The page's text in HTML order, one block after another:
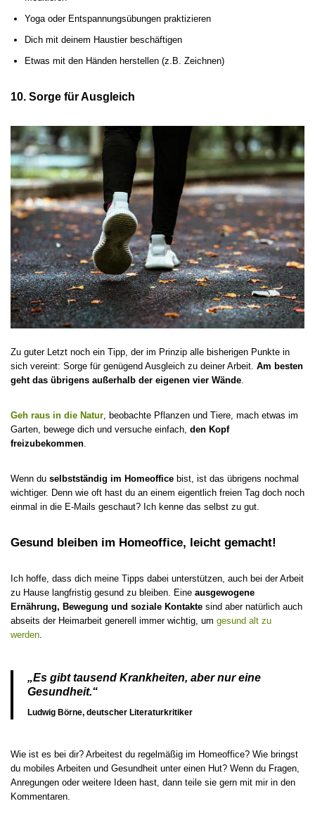
Yoga oder Entspannungsübungen praktizieren
Dich mit deinem Haustier beschäftigen
Etwas mit den Händen herstellen (z.B. Zeichnen)
10. Sorge für Ausgleich
Zu guter Letzt noch ein Tipp, der im Prinzip alle bisherigen Punkte in
sich vereint: Sorge für genügend Ausgleich zu deiner Arbeit. Am besten
geht das übrigens außerhalb der eigenen vier Wände
Geh raus in die Natur , beobachte Pflanzen und Tiere, mach etwas im
Garten, bewege dich und versuche einfach, den Kopf
freizubekommen
Wenn du selbstständig im Homeoffice bist, ist das übrigens nochmal
wichtiger. Denn wie oft hast du an einem eigentlich freien Tag doch noch
einmal in die E-Mails geschaut? Ich kenne das selbst zu gut.
Gesund bleiben im Homeoffice, leicht gemacht!
Ich hoffe, dass dich meine Tipps dabei unterstützen, auch bei der Arbeit
zu Hause langfristig gesund zu bleiben. Eine ausgewogene
Ernährung, Bewegung und soziale Kontakte sind aber natürlich auch
abseits der Heimarbeit generell immer wichtig, um gesund alt zu
werden
„Es gibt tausend Krankheiten, aber nur eine
Gesundheit.“
Ludwig Börne, deutscher Literaturkritiker
Wie ist es bei dir? Arbeitest du regelmäßig im Homeoffice? Wie bringst
du mobiles Arbeiten und Gesundheit unter einen Hut? Wenn du Fragen,
Anregungen oder weitere Ideen hast, dann teile sie gern mit mir in den
Kommentaren.